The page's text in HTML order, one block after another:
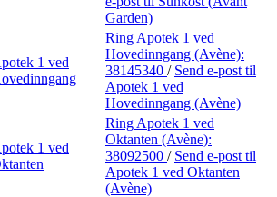
Garden)
1 ved
Ring Apotek 1 ved
Hovedinngang (Avène):
38145340 / Send e-post til
Apotek 1 ved
Hovedinngang (Avène)
1 ved
Ring Apotek 1 ved
Oktanten (Avène):
38092500 / Send e-post til
Apotek 1 ved Oktanten
(Avène)